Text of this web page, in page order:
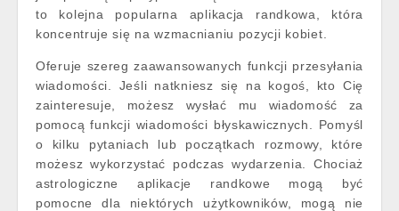
to kolejna popularna aplikacja randkowa, która
koncentruje się na wzmacnianiu pozycji kobiet.
Oferuje szereg zaawansowanych funkcji przesyłania
wiadomości. Jeśli natkniesz się na kogoś, kto Cię
zainteresuje, możesz wysłać mu wiadomość za
pomocą funkcji wiadomości błyskawicznych. Pomyśl
o kilku pytaniach lub początkach rozmowy, które
możesz wykorzystać podczas wydarzenia. Chociaż
astrologiczne aplikacje randkowe mogą być
pomocne dla niektórych użytkowników, mogą nie